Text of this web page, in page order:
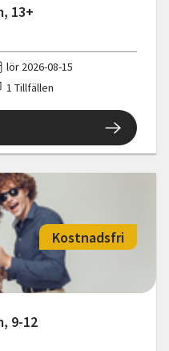
13+
lör 2026-08-15
1 Tillfällen
9-12
Kostnadsfri